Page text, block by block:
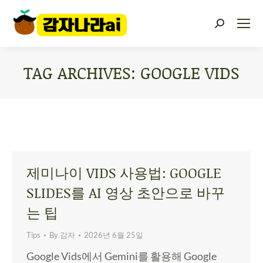
TAG ARCHIVES: GOOGLE VIDS
제미나이 VIDS 사용법: GOOGLE
SLIDES를 AI 영상 초안으로 바꾸
는 팁
Tips By 감자 2026년 6월 25일
Google Vids에서 Gemini를 활용해 Google